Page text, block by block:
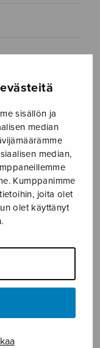
sisällön ja
median
median,
Kumppanimme
joita olet
olet käyttänyt